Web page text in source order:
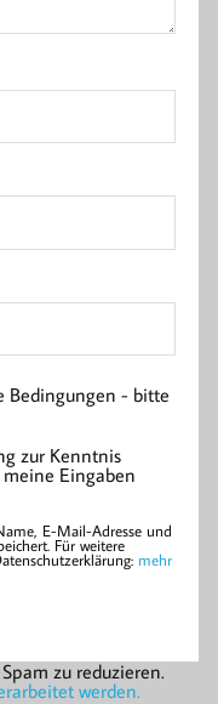
Bedingungen - bitte
zur Kenntnis
Eingaben
E-Mail-Adresse und
Für weitere
mehr
zu reduzieren.
werden.